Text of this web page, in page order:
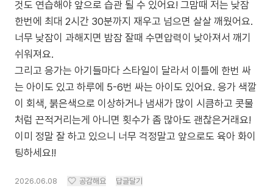
것도 연습해야 앞으로 습관 될 수 있어요! 그맘때 저는 낮잠
한번에 최대 2시간 30분까지 재우고 넘으면 살살 깨웠어요.
너무 낮잠이 과해지면 밤잠 잘때 수면압력이 낮아져서 깨기
쉬워져요.
그리고 응가는 아기들마다 스타일이 달라서 이틀에 한번 싸
는 아이도 있고 하루에 5-6번 싸는 아이도 있어요. 응가 색깔
이 회색, 붉은색으로 이상하거나 냄새가 많이 시큼하고 콧물
처럼 끈적거리는게 아니면 횟수가 좀 많아도 괜찮은거래요!
이미 정말 잘 하고 있으니 너무 걱정말고 앞으로도 육아 화이
팅하세요!!
2026.06.08 공감해요 답글달기